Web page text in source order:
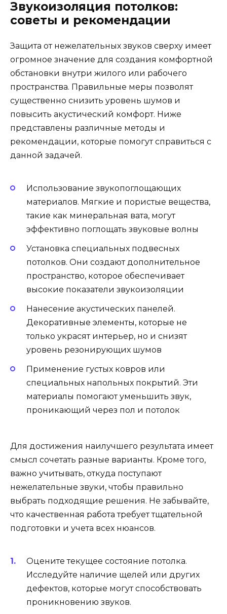
Звукоизоляция потолков:
советы и рекомендации
Защита от нежелательных звуков сверху имеет
огромное значение для создания комфортной
обстановки внутри жилого или рабочего
пространства. Правильные меры позволят
существенно снизить уровень шумов и
повысить акустический комфорт. Ниже
представлены различные методы и
рекомендации, которые помогут справиться с
данной задачей.
Использование звукопоглощающих
материалов. Мягкие и пористые вещества,
такие как минеральная вата, могут
эффективно поглощать звуковые волны
Установка специальных подвесных
потолков. Они создают дополнительное
пространство, которое обеспечивает
высокие показатели звукоизоляции
Нанесение акустических панелей.
Декоративные элементы, которые не
только украсят интерьер, но и снизят
уровень резонирующих шумов
Применение густых ковров или
специальных напольных покрытий. Эти
материалы помогают уменьшить звук,
проникающий через пол и потолок
Для достижения наилучшего результата имеет
смысл сочетать разные варианты. Кроме того,
важно учитывать, откуда поступают
нежелательные звуки, чтобы правильно
выбрать подходящие решения. Не забывайте,
что качественная работа требует тщательной
подготовки и учета всех нюансов.
Оцените текущее состояние потолка.
Исследуйте наличие щелей или других
дефектов, которые могут способствовать
проникновению звуков.